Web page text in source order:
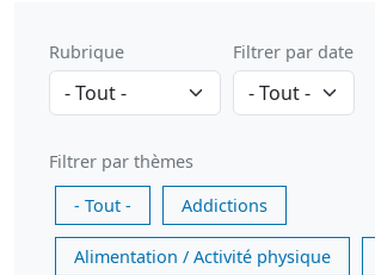
Rubrique Filtrer par date
Filtrer par thèmes
- Tout -
Addictions
Alimentation / Activité physique